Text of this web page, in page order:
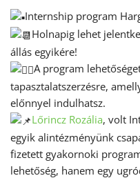
Internship program
Holnapig lehet
állás egyikére!
A program
tapasztalatszerzésre,
előnnyel indulhatsz.
Lőrincz Rozália, volt
egyik alintézményünk
fizetett gyakornoki
lehetőség, hanem egy